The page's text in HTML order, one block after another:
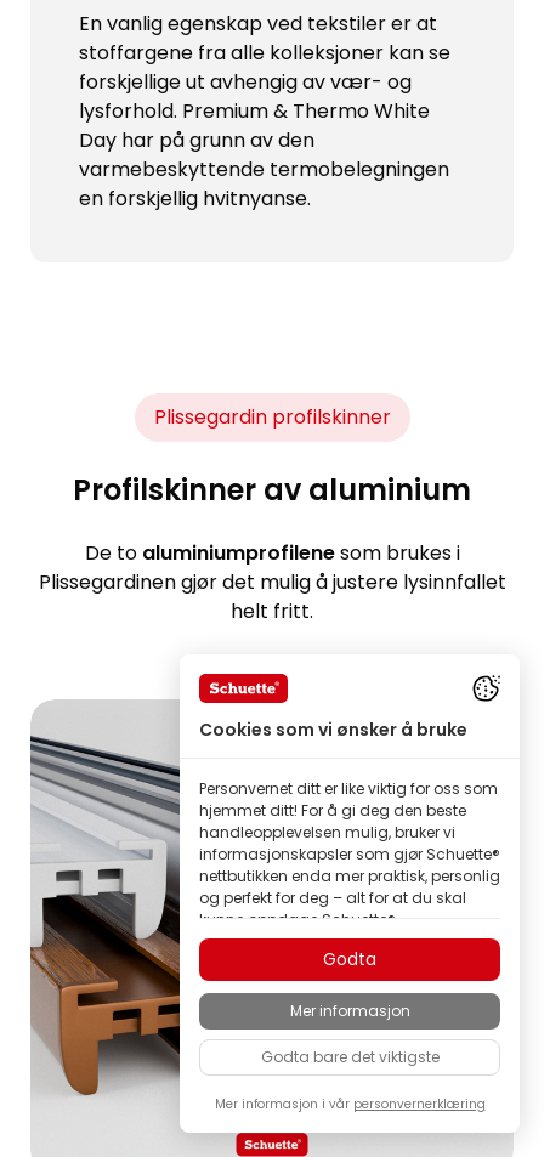
En vanlig egenskap ved tekstiler er at
stoffargene fra alle kolleksjoner kan se
forskjellige ut avhengig av vær- og
lysforhold. Premium & Thermo White
Day har på grunn av den
varmebeskyttende termobelegningen
en forskjellig hvitnyanse.
Plissegardin profilskinner
Profilskinner av aluminium
De to aluminiumprofilenesom brukes i
Plissegardinen gjør det mulig å justere lysinnfallet
helt fritt.
Cookies som vi ønsker å bruke
Personvernet ditt er like viktig for oss som
hjemmet ditt! For å gi deg den beste
handleopplevelsen mulig, bruker vi
informasjonskapsler som gjør Schuette®
nettbutikken enda mer praktisk, personlig
og perfekt for deg – alt for at du skal
kunne oppdage Schuette®
merkeprodukter i beste kvalitet.
Noen av disse informasjonskapslene er
nødvendige for at Schuette®-butikken
skal fungere pålitelig; andre lar oss
tilpasse innhold og annonser etter dine
interesser, eller delta anonymt i analyse
av besøkendes atferd.
Som en familiebedrift legger vi stor vekt
på tillit. Derfor bestemmer du selv hvilke
Godta
Mer informasjon
Godta bare det viktigste
Mer informasjon i vår personvernerklæring